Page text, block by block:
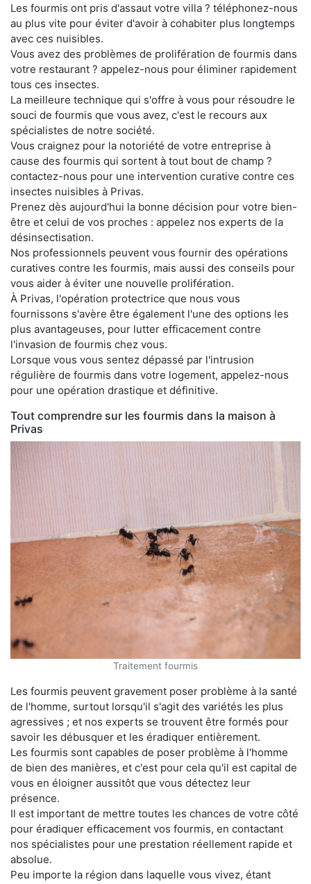
Les fourmis ont pris d'assaut votre villa ? téléphonez-nous
au plus vite pour éviter d'avoir à cohabiter plus longtemps
avec ces nuisibles.
Vous avez des problèmes de prolifération de fourmis dans
votre restaurant ? appelez-nous pour éliminer rapidement
tous ces insectes.
La meilleure technique qui s'offre à vous pour résoudre le
souci de fourmis que vous avez, c'est le recours aux
spécialistes de notre société.
Vous craignez pour la notoriété de votre entreprise à
cause des fourmis qui sortent à tout bout de champ ?
contactez-nous pour une intervention curative contre ces
insectes nuisibles à Privas.
Prenez dès aujourd'hui la bonne décision pour votre bien-
être et celui de vos proches : appelez nos experts de la
désinsectisation.
Nos professionnels peuvent vous fournir des opérations
curatives contre les fourmis, mais aussi des conseils pour
vous aider à éviter une nouvelle prolifération.
À Privas, l'opération protectrice que nous vous
fournissons s'avère être également l'une des options les
plus avantageuses, pour lutter efficacement contre
l'invasion de fourmis chez vous.
Lorsque vous vous sentez dépassé par l'intrusion
régulière de fourmis dans votre logement, appelez-nous
pour une opération drastique et définitive.
Tout comprendre sur les fourmis dans la maison à
Privas
Traitement fourmis
Les fourmis peuvent gravement poser problème à la santé
de l'homme, surtout lorsqu'il s'agit des variétés les plus
agressives ; et nos experts se trouvent être formés pour
savoir les débusquer et les éradiquer entièrement.
Les fourmis sont capables de poser problème à l'homme
de bien des manières, et c'est pour cela qu'il est capital de
vous en éloigner aussitôt que vous détectez leur
présence.
Il est important de mettre toutes les chances de votre côté
pour éradiquer efficacement vos fourmis, en contactant
nos spécialistes pour une prestation réellement rapide et
absolue.
Peu importe la région dans laquelle vous vivez, étant